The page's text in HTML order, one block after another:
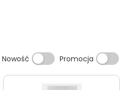
Nowość Promocja